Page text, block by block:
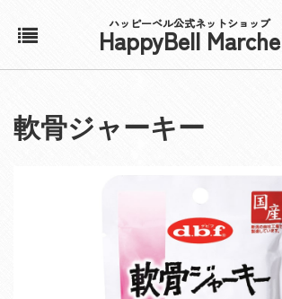
ハッピーベル公式ネットショップ
HappyBell Marche
アカウント
軟骨ジャーキー